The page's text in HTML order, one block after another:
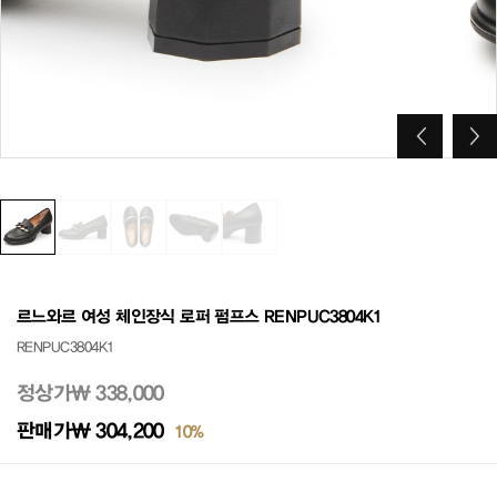
르느와르 여성 체인장식 로퍼 펌프스 RENPUC3804K1
RENPUC3804K1
정상가₩ 338,000
판매가₩ 304,200 10%